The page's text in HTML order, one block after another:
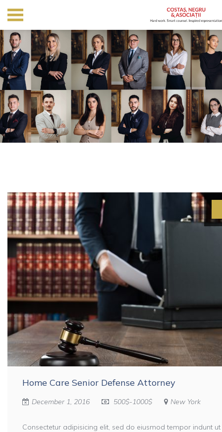
Home Care Senior Defense Attorney
December 1, 2016 500$-1000$ New York
Consectetur adipisicing elit, sed do eiusmod tempor indunt